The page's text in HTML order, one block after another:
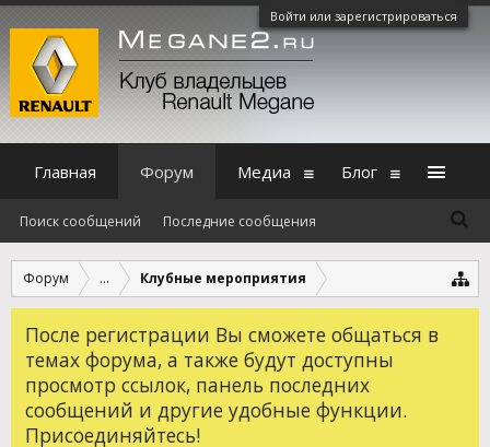
Войти или зарегистрироваться
Форум ... Клубные мероприятия
После регистрации Вы сможете общаться в
темах форума, а также будут доступны
просмотр ссылок, панель последних
сообщений и другие удобные функции.
Присоединяйтесь!
Главная Форум
Поиск сообщений Последние сообщения
Медиа Блог